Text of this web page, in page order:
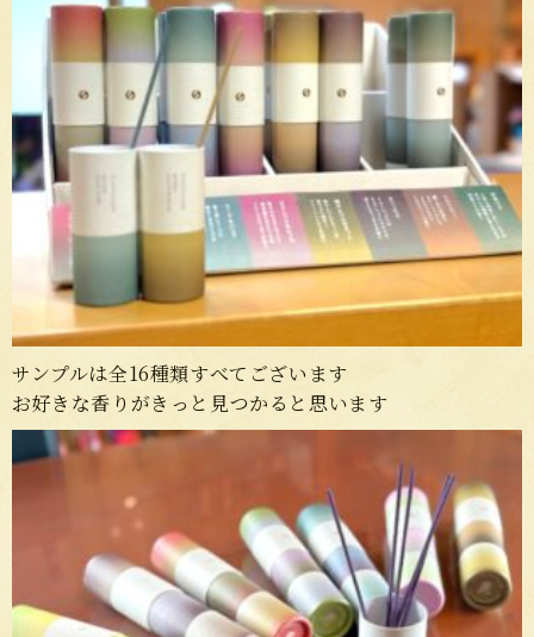
サンプルは全16種類すべてございます
お好きな香りがきっと見つかると思います